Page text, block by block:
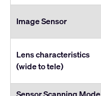
Image Sensor
Lens characteristics
(wide to tele)
Sensor Scanning Mode